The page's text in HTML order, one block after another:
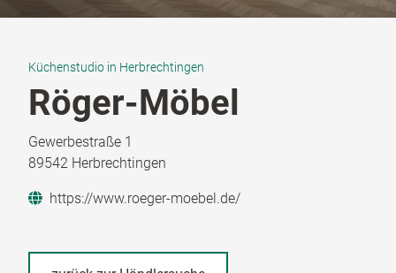
Küchenstudio in Herbrechtingen
Röger-Möbel
Gewerbestraße 1
89542 Herbrechtingen
https://www.roeger-moebel.de/